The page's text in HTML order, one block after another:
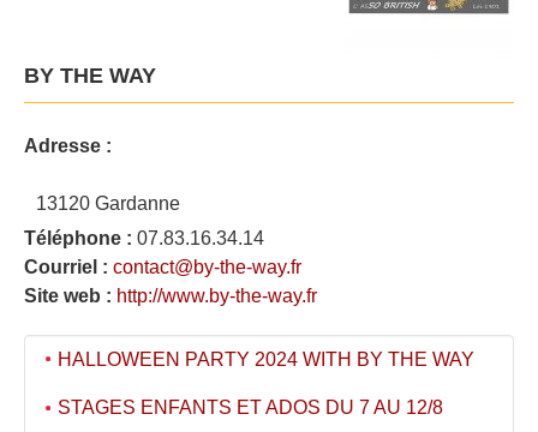
BY THE WAY
Adresse :
13120 Gardanne
Téléphone : 07.83.16.34.14
Courriel : contact@by-the-way.fr
Site web : http://www.by-the-way.fr
HALLOWEEN PARTY 2024 WITH BY THE WAY
STAGES ENFANTS ET ADOS DU 7 AU 12/8